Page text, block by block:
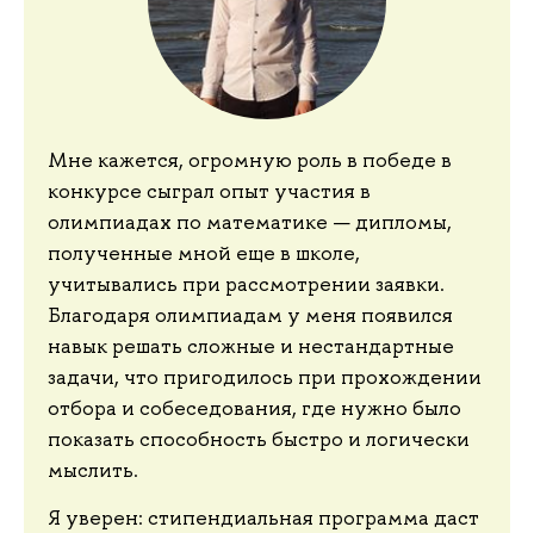
Мне кажется, огромную роль в победе в
конкурсе сыграл опыт участия в
олимпиадах по математике — дипломы,
полученные мной еще в школе,
учитывались при рассмотрении заявки.
Благодаря олимпиадам у меня появился
навык решать сложные и нестандартные
задачи, что пригодилось при прохождении
отбора и собеседования, где нужно было
показать способность быстро и логически
мыслить.
Я уверен: стипендиальная программа даст